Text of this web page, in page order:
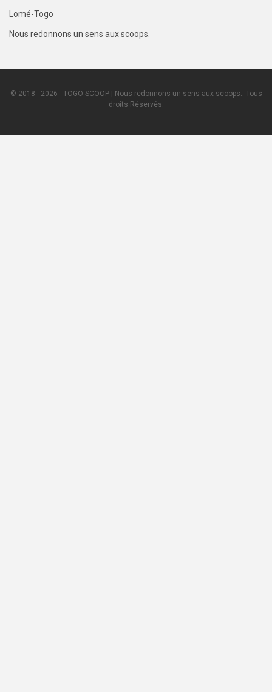
Lomé-Togo
Nous redonnons un sens aux scoops.
© 2018 - 2026 - TOGO SCOOP | Nous redonnons un sens aux scoops.. Tous
droits Réservés.